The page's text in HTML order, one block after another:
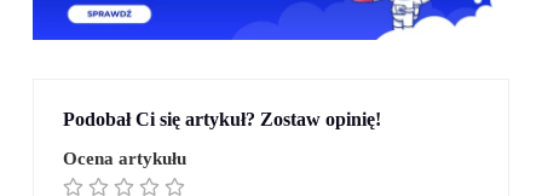
Podobał Ci się artykuł? Zostaw opinię!
Ocena artykułu